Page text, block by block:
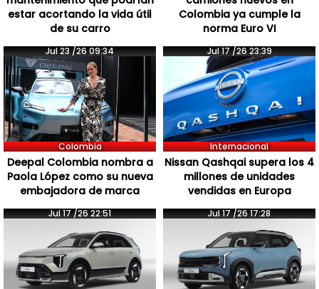
estar acortando la vida útil
de su carro
Colombia ya cumple la
norma Euro VI
Jul 23 /26 09:34
Colombia
Deepal Colombia nombra a
Paola López como su nueva
embajadora de marca
Jul 17 /26 23:39
Internacional
Nissan Qashqai supera los 4
millones de unidades
vendidas en Europa
Jul 17 /26 22:51 Jul 17 /26 17:28